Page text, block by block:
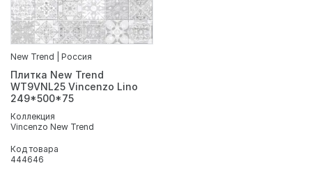
New Trend | Россия
Плитка New Trend
WT9VNL25 Vincenzo Lino
249*500*75
Коллекция
Vincenzo New Trend
Код товара
444646